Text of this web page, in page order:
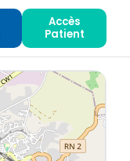
Accès
Patient